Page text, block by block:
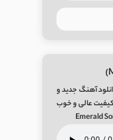
آهنگ جدید و
زیبای پوبون و میک جی به نام “امرالد ” بصورت لینک مستقیم و با 2 کیفیت عالی و خوب